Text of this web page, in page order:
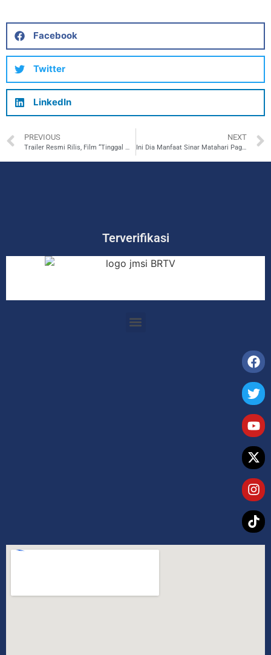
Facebook
Twitter
LinkedIn
PREVIOUS
Trailer Resmi Rilis, Film “Tinggal Meninggal” Siap Tayang Bulan Depan
NEXT
Ini Dia Manfaat Sinar Matahari Pagi Bagi Tubuh Manusia
Terverifikasi